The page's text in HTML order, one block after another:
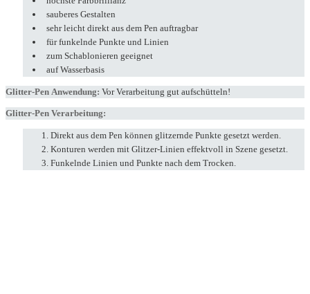
sauberes Gestalten
sehr leicht direkt aus dem Pen auftragbar
für funkelnde Punkte und Linien
zum Schablonieren geeignet
auf Wasserbasis
Glitter-Pen Anwendung: Vor Verarbeitung gut aufschütteln!
Glitter-Pen Verarbeitung:
Direkt aus dem Pen können glitzernde Punkte gesetzt werden.
Konturen werden mit Glitzer-Linien effektvoll in Szene gesetzt.
Funkelnde Linien und Punkte nach dem Trocken.